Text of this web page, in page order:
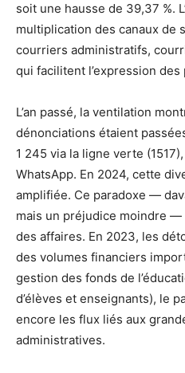
soit une hausse de 39,37 %.
multiplication des canaux de
courriers administratifs,
qui facilitent l’expression des
L’an passé, la ventilation
dénonciations étaient
1 245 via la ligne verte
WhatsApp. En 2024, cette
amplifiée. Ce paradoxe —
mais un préjudice moindre —
des affaires. En 2023, les
des volumes financiers
gestion des fonds de
d’élèves et enseignants), le
encore les flux liés aux
administratives.